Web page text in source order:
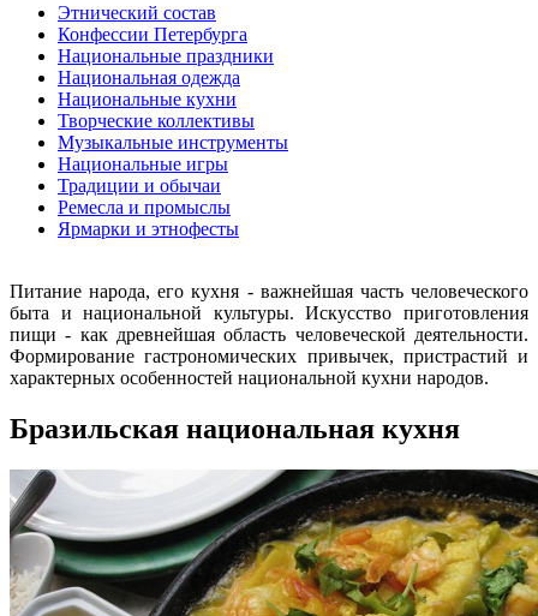
Этнический состав
Конфессии Петербурга
Национальные праздники
Национальная одежда
Национальные кухни
Творческие коллективы
Музыкальные инструменты
Национальные игры
Традиции и обычаи
Ремесла и промыслы
Ярмарки и этнофесты
Питание народа, его кухня - важнейшая часть человеческого
быта и национальной культуры. Искусство приготовления
пищи - как древнейшая область человеческой деятельности.
Формирование гастрономических привычек, пристрастий и
характерных особенностей национальной кухни народов.
Бразильская национальная кухня